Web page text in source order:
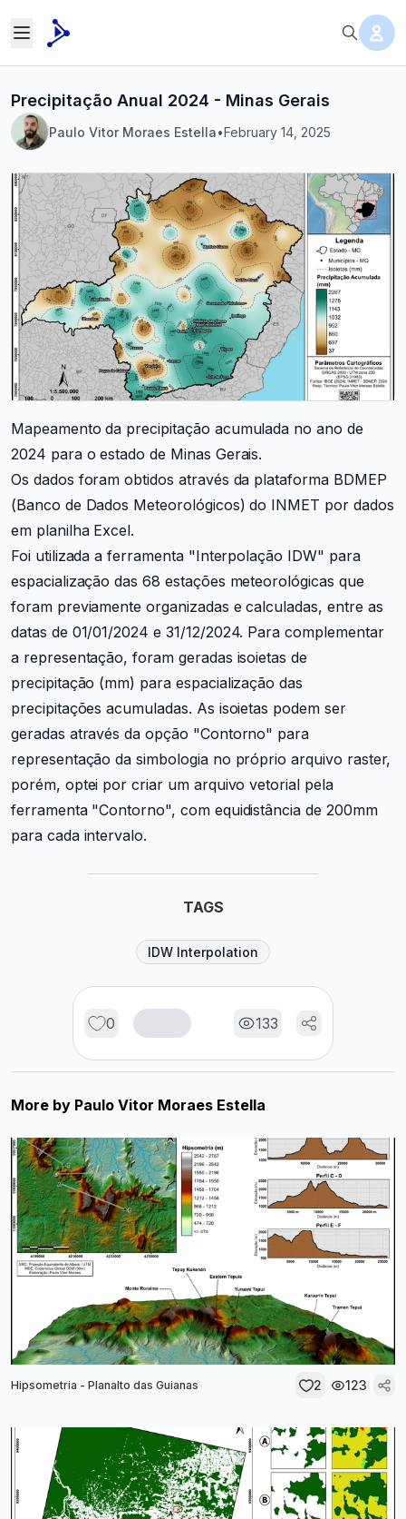
Precipitação Anual 2024 - Minas Gerais
Paulo Vitor Moraes Estella•February 14, 2025
Mapeamento da precipitação acumulada no ano de
2024 para o estado de Minas Gerais.
Os dados foram obtidos através da plataforma BDMEP
(Banco de Dados Meteorológicos) do INMET por dados
em planilha Excel.
Foi utilizada a ferramenta "Interpolação IDW" para
espacialização das 68 estações meteorológicas que
foram previamente organizadas e calculadas, entre as
datas de 01/01/2024 e 31/12/2024. Para complementar
a representação, foram geradas isoietas de
precipitação (mm) para espacialização das
precipitações acumuladas. As isoietas podem ser
geradas através da opção "Contorno" para
representação da simbologia no próprio arquivo raster,
porém, optei por criar um arquivo vetorial pela
ferramenta "Contorno", com equidistância de 200mm
para cada intervalo.
TAGS
IDW Interpolation
0 133
More by Paulo Vitor Moraes Estella
Hipsometria - Planalto das Guianas 2 123